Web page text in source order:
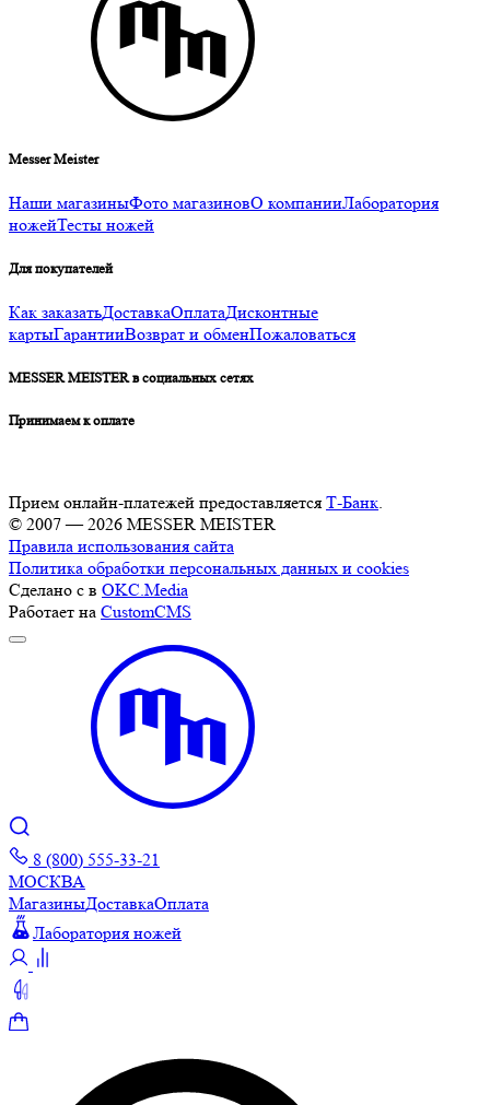
Messer Meister
Наши магазиныФото магазиновО компанииЛаборатория
ножейТесты ножей
Для покупателей
Как заказатьДоставкаОплатаДисконтные
картыГарантииВозврат и обменПожаловаться
MESSER MEISTER в социальных сетях
Принимаем к оплате
Прием онлайн-платежей предоставляется Т-Банк
© 2007 — 2026 MESSER MEISTER
Правила использования сайта
Политика обработки персональных данных и cookies
Сделано с в OKC.Media
Работает на CustomCMS
8 (800) 555-33-21
МОСКВА
МагазиныДоставкаОплата
Лаборатория ножей